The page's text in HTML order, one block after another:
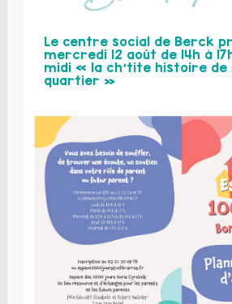
Le centre social de Berck
mercredi 12 août de 14h à
midi « la ch’tite histoire de
quartier »